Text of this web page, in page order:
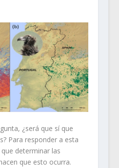
¿será que sí que
Para responder a esta
determinar las
que esto ocurra.